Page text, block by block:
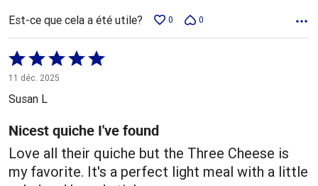
Est-ce que cela a été utile? 0 0
Coté
5 sur
5
11 déc. 2025
Susan L
Nicest quiche I've found
Love all their quiche but the Three Cheese is
my favorite. It's a perfect light meal with a little